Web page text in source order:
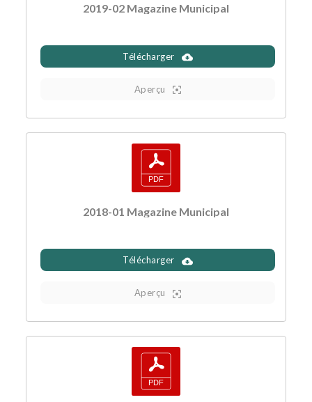
2019-02 Magazine Municipal
Télécharger
Aperçu
2018-01 Magazine Municipal
Télécharger
Aperçu